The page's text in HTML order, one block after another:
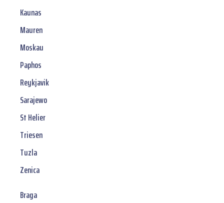
Kaunas
Mauren
Moskau
Paphos
Reykjavik
Sarajewo
St Helier
Triesen
Tuzla
Zenica
Braga